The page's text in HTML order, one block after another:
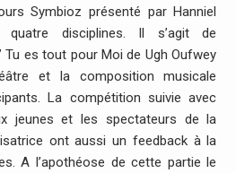
Symbioz présenté par Hanniel
disciplines. Il s’agit de
Tu es tout pour Moi de Ugh Oufwey
et la composition musicale
La compétition suivie avec
jeunes et les spectateurs de la
ont aussi un feedback à la
A l’apothéose de cette partie le